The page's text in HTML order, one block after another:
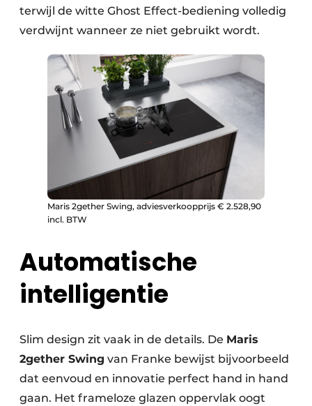
terwijl de witte Ghost Effect-bediening volledig
verdwijnt wanneer ze niet gebruikt wordt.
Maris 2gether Swing, adviesverkoopprijs € 2.528,90
incl. BTW
Automatische
intelligentie
Slim design zit vaak in de details. De Maris
2gether Swing van Franke bewijst bijvoorbeeld
dat eenvoud en innovatie perfect hand in hand
gaan. Het frameloze glazen oppervlak oogt